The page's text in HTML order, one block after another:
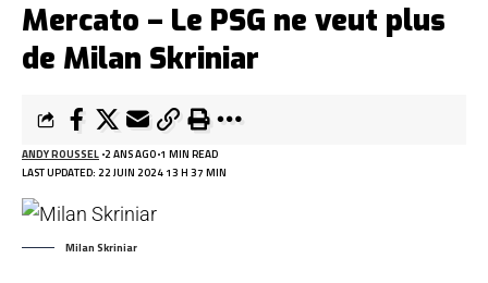
Mercato – Le PSG ne veut plus
de Milan Skriniar
LAST UPDATED: 22 JUIN 2024 13 H 37 MIN
ANDY ROUSSEL 2 ANS AGO 1 MIN READ
Milan Skriniar